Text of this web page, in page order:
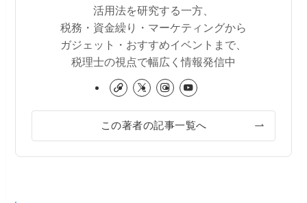
活用法を研究する一方、
税務・資金繰り・マーケティングから
ガジェット・おすすめイベントまで、
税理士の視点で幅広く情報発信中
この著者の記事一覧へ